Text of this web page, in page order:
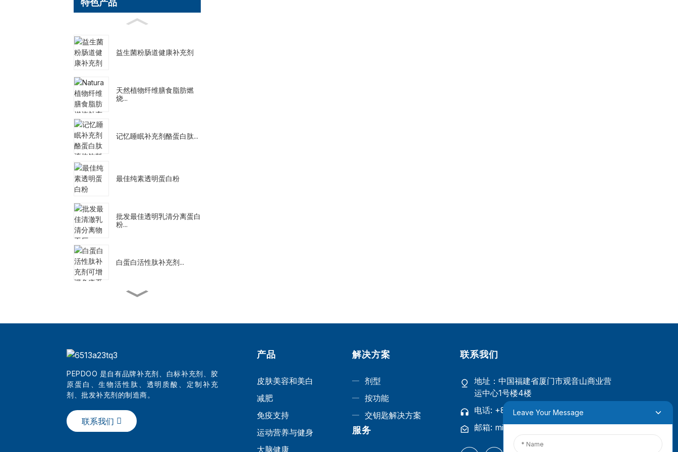
特色产品
益生菌粉肠道健康补充剂
天然植物纤维膳食脂肪燃
烧...
记忆睡眠补充剂酪蛋白肽...
最佳纯素透明蛋白粉
批发最佳透明乳清分离蛋白
粉...
白蛋白活性肽补充剂...
批发最佳美容三肽系列...
中国纯胶原蛋白护肤粉
PEPDOO 是自有品牌补充剂、白标补充剂、胶
原蛋白、生物活性肽、透明质酸、定制补充
剂、批发补充剂的制造商。
联系我们
产品
皮肤美容和美白
减肥
免疫支持
运动营养与健身
大脑健康
解决方案
剂型
按功能
交钥匙解决方案
服务
联系我们
地址：中国福建省厦门市观音山商业营
运中心1号楼4楼
电话: +86 18965423693
邮箱: mina.cao@foxmail.com
Leave Your Message